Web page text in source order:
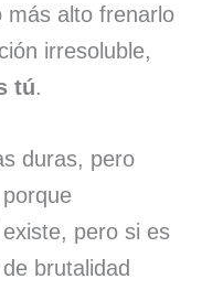
más alto frenarlo
irresoluble,
tú.
duras, pero
pero si es
brutalidad